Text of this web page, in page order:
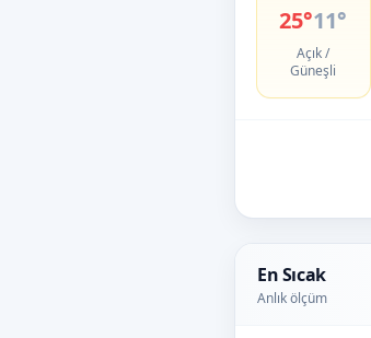
25°11°
Açık /
Güneşli
En Sıcak
Anlık ölçüm